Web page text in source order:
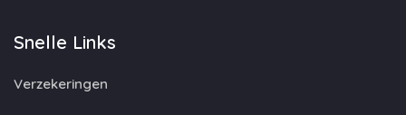
Snelle Links
Verzekeringen